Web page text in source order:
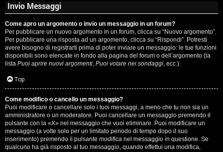
Invio Messaggi
Come apro un argomento o invio un messaggio in un forum?
Per pubblicare un nuovo argomento in un forum, clicca su “Nuovo argomento”.
Per pubblicare una risposta ad un argomento, clicca su “Rispondi”. Potresti
avere bisogno di registrarti prima di poter inviare un messaggio: le tue funzioni
disponibili sono elencate in fondo alla pagina del forum o dell’argomento (la
lista Puoi aprire nuovi argomenti, Puoi votare nei sondaggi, ecc.).
Top
Come modifico o cancello un messaggio?
Puoi modificare o cancellare solo i tuoi messaggi, a meno che tu non sia un
amministratore o un moderatore. Puoi cancellare un messaggio premendo il
pulsante con la «X» nel messaggio che vuoi eliminare. Puoi modificare un
messaggio (a volte solo per un limitato periodo di tempo dopo il suo
inserimento) premendo il pulsante modifica nel messaggio in questione. Se
qualcuno ha già risposto al tuo messaggio, quando effettui una modifica,
P
e
r
c
o
r
s
i
M